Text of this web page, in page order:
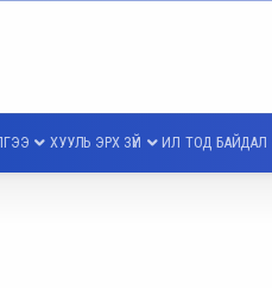
ХУУЛЬ ЭРХ ЗҮЙ ИЛ ТОД БАЙДАЛ